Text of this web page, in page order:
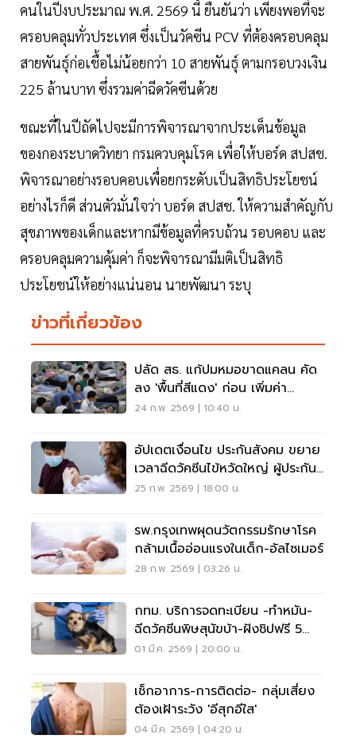
คนในปีงบประมาณ พ.ศ. 2569 นี้ ยืนยันว่า เพียงพอที่จะ
ครอบคลุมทั่วประเทศ ซึ่งเป็นวัคซีน PCV ที่ต้องครอบคลุม
สายพันธุ์ก่อเชื้อไม่น้อยกว่า 10 สายพันธุ์ ตามกรอบวงเงิน
225 ล้านบาท ซึ่งรวมค่าฉีดวัคซีนด้วย
ขณะที่ในปีถัดไปจะมีการพิจารณาจากประเด็นข้อมูล
ของกองระบาดวิทยา กรมควบคุมโรค เพื่อให้บอร์ด สปสช.
พิจารณาอย่างรอบคอบเพื่อยกระดับเป็นสิทธิประโยชน์
อย่างไรก็ดี ส่วนตัวมั่นใจว่า บอร์ด สปสช. ให้ความสำคัญกับ
สุขภาพของเด็กและหากมีข้อมูลที่ครบถ้วน รอบคอบ และ
ครอบคลุมความคุ้มค่า ก็จะพิจารณามีมติเป็นสิทธิ
ประโยชน์ให้อย่างแน่นอน นายพัฒนา ระบุ
ข่าวที่เกี่ยวข้อง
ปลัด สธ. แก้ปมหมอขาดแคลน คัด
ลง 'พื้นที่สีแดง' ก่อน เพิ่มค่า
ตอบแทน-เรียนต่อ
24 ก.พ. 2569 | 10:40 น.
อัปเดตเงื่อนไข ประกันสังคม ขยาย
เวลาฉีดวัคซีนไข้หวัดใหญ่ ผู้ประกัน
ม.33 ม.39
25 ก.พ. 2569 | 18:00 น.
รพ.กรุงเทพผุดนวัตกรรมรักษาโรค
กล้ามเนื้ออ่อนแรงในเด็ก-อัลไซเมอร์
28 ก.พ. 2569 | 03:26 น.
กทม. บริการจดทะเบียน -ทำหมัน-
ฉีดวัคซีนพิษสุนัขบ้า-ฝังชิปฟรี 5
เขตทั่วกรุง
01 มี.ค. 2569 | 20:00 น.
เช็กอาการ-การติดต่อ- กลุ่มเสี่ยง
ต้องเฝ้าระวัง 'อีสุกอีใส'
04 มี.ค. 2569 | 04:20 น.